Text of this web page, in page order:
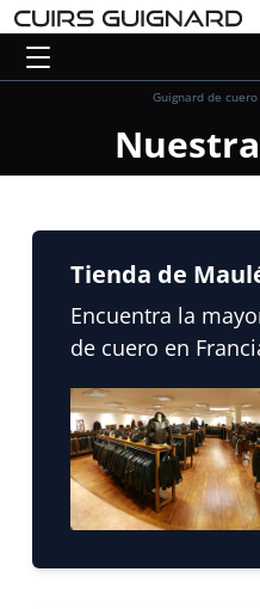
Guignard de cuero
Tienda de
Encuentra la
de cuero en